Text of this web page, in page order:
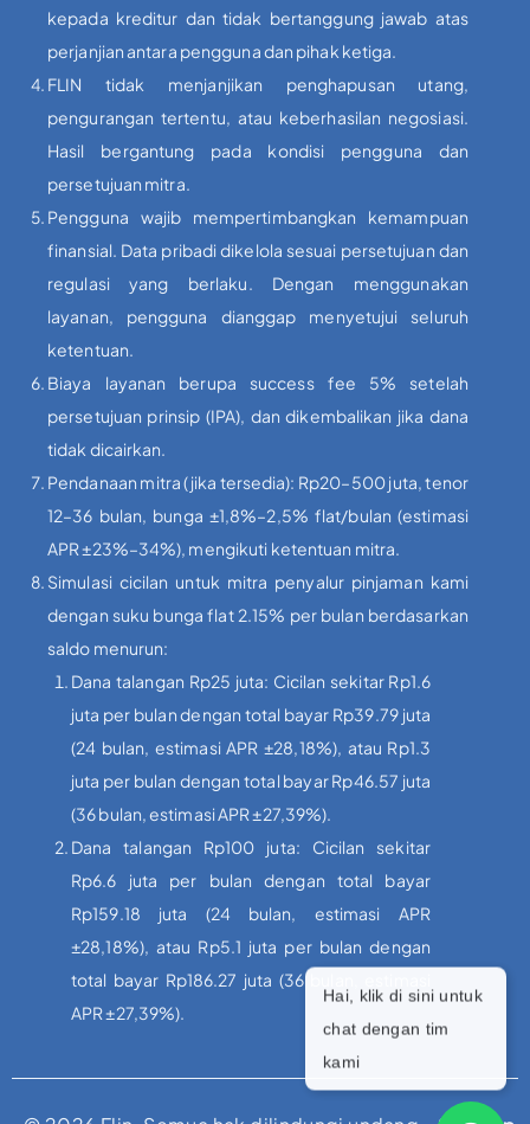
kepada kreditur dan tidak bertanggung jawab atas
perjanjian antara pengguna dan pihak ketiga.
FLIN tidak menjanjikan penghapusan utang,
pengurangan tertentu, atau keberhasilan negosiasi.
Hasil bergantung pada kondisi pengguna dan
persetujuan mitra.
Pengguna wajib mempertimbangkan kemampuan
finansial. Data pribadi dikelola sesuai persetujuan dan
regulasi yang berlaku. Dengan menggunakan
layanan, pengguna dianggap menyetujui seluruh
ketentuan.
Biaya layanan berupa success fee 5% setelah
persetujuan prinsip (IPA), dan dikembalikan jika dana
tidak dicairkan.
Pendanaan mitra (jika tersedia): Rp20–500 juta, tenor
12–36 bulan, bunga ±1,8%–2,5% flat/bulan (estimasi
APR ±23%–34%), mengikuti ketentuan mitra.
Simulasi cicilan untuk mitra penyalur pinjaman kami
dengan suku bunga flat 2.15% per bulan berdasarkan
saldo menurun:
Dana talangan Rp25 juta: Cicilan sekitar Rp1.6
juta per bulan dengan total bayar Rp39.79 juta
(24 bulan, estimasi APR ±28,18%), atau Rp1.3
juta per bulan dengan total bayar Rp46.57 juta
(36 bulan, estimasi APR ±27,39%).
Dana talangan Rp100 juta: Cicilan sekitar
Rp6.6 juta per bulan dengan total bayar
Rp159.18 juta (24 bulan, estimasi APR
±28,18%), atau Rp5.1 juta per bulan dengan
total bayar Rp186.27 juta (36 bulan, estimasi
APR ±27,39%).
Hai, klik di sini untuk
chat dengan tim
kami